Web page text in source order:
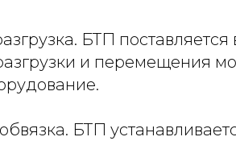
БТП
и перемещения
БТП